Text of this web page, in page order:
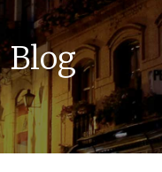
Blog